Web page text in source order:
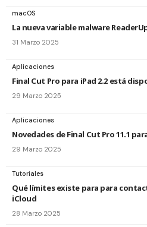
macOS
La nueva variable malware
31 Marzo 2025
Aplicaciones
Final Cut Pro para iPad 2.2 está
29 Marzo 2025
Aplicaciones
Novedades de Final Cut Pro 11.1
29 Marzo 2025
Tutoriales
Qué límites existe para para
iCloud
28 Marzo 2025